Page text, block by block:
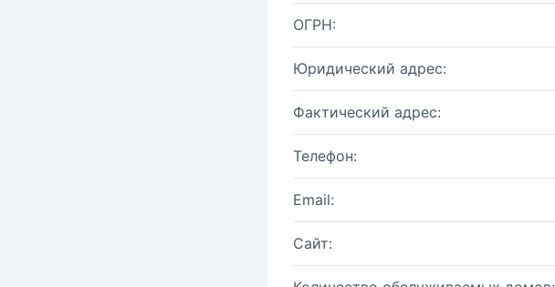
ОГРН:
Юридический адрес:
Фактический адрес:
Телефон:
Email:
Сайт: